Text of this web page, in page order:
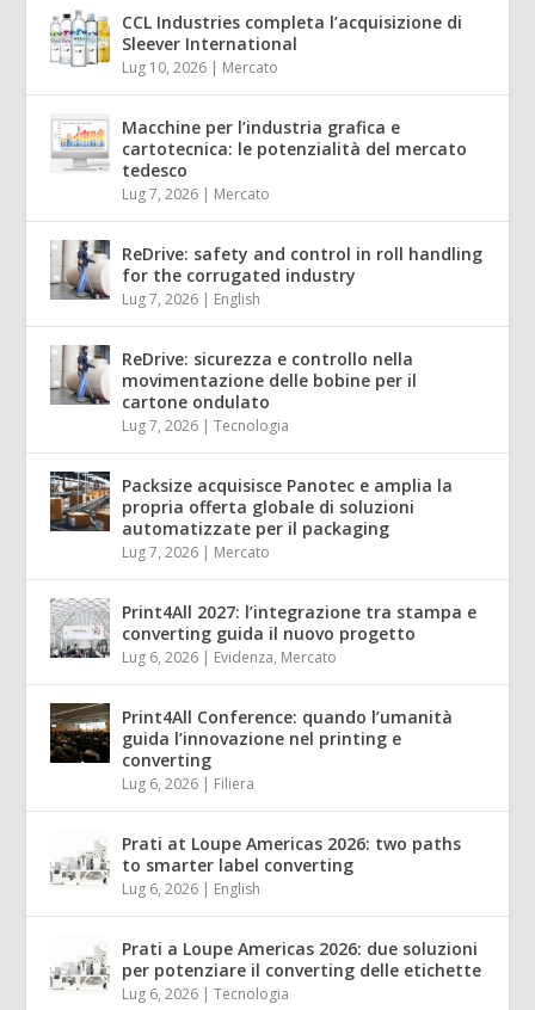
CCL Industries completa l’acquisizione di
Sleever International
Lug 10, 2026 | Mercato
Macchine per l’industria grafica e
cartotecnica: le potenzialità del mercato
tedesco
Lug 7, 2026 | Mercato
ReDrive: safety and control in roll handling
for the corrugated industry
Lug 7, 2026 | English
ReDrive: sicurezza e controllo nella
movimentazione delle bobine per il
cartone ondulato
Lug 7, 2026 |Tecnologia
Packsize acquisisce Panotec e amplia la
propria offerta globale di soluzioni
automatizzate per il packaging
Lug 7, 2026 | Mercato
Print4All 2027: l’integrazione tra stampa e
converting guida il nuovo progetto
Lug 6, 2026 | Evidenza, Mercato
Print4All Conference: quando l’umanità
guida l’innovazione nel printing e
converting
Lug 6, 2026 | Filiera
Prati at Loupe Americas 2026: two paths
to smarter label converting
Lug 6, 2026 | English
Prati a Loupe Americas 2026: due soluzioni
per potenziare il converting delle etichette
Lug 6, 2026 |Tecnologia